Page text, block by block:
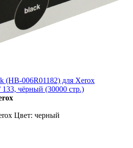
(HB-006R01182) для Xerox
чёрный (30000 стр.)
Цвет: черный